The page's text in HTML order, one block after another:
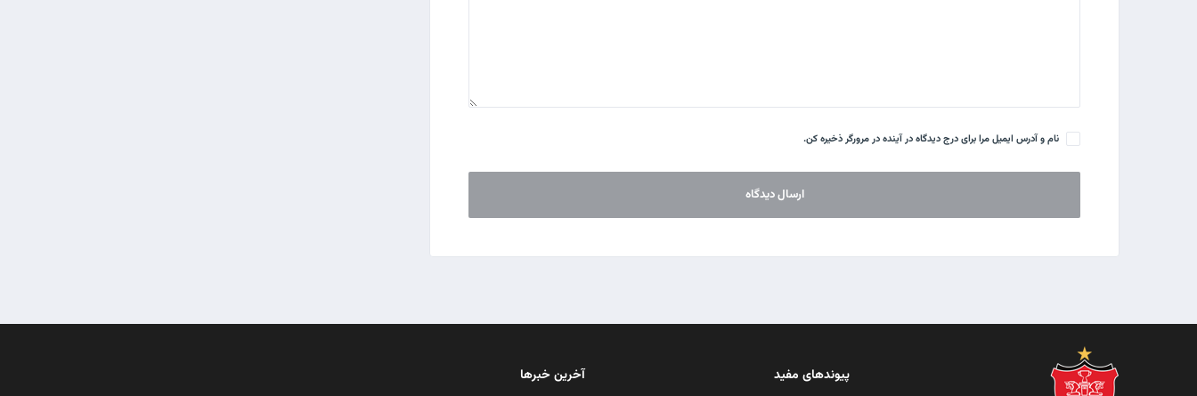
نام و آدرس ایمیل مرا برای درج دیدگاه در آینده در مرورگر ذخیره کن.
پیوندهای مفید آخرین خبرها